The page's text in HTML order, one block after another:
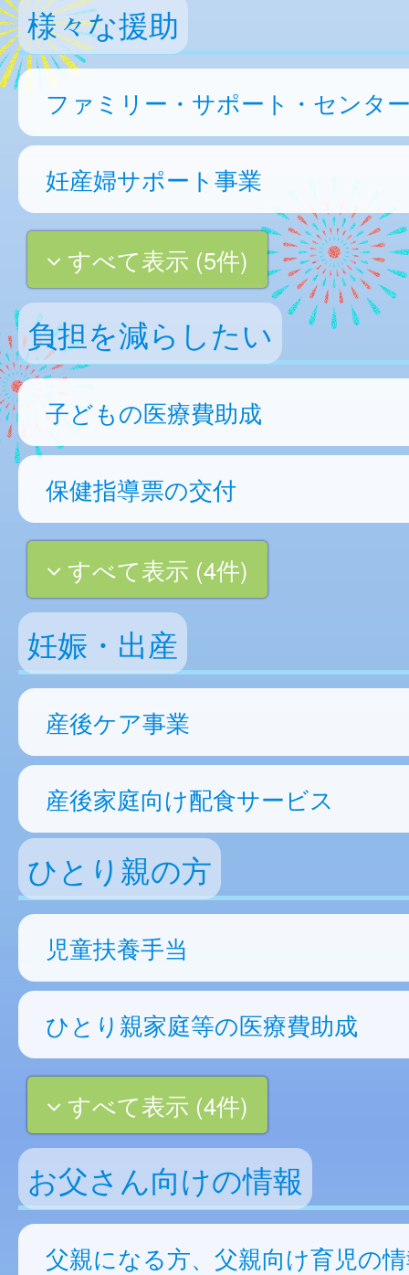
様々な援助
ファミリー・サポート・センタ
妊産婦サポート事業
すべて表示 (5件)
負担を減らしたい
子どもの医療費助成
保健指導票の交付
すべて表示 (4件)
妊娠・出産
産後ケア事業
産後家庭向け配食サービス
ひとり親の方
児童扶養手当
ひとり親家庭等の医療費助成
すべて表示 (4件)
お父さん向けの情報
父親になる方、父親向け育児の